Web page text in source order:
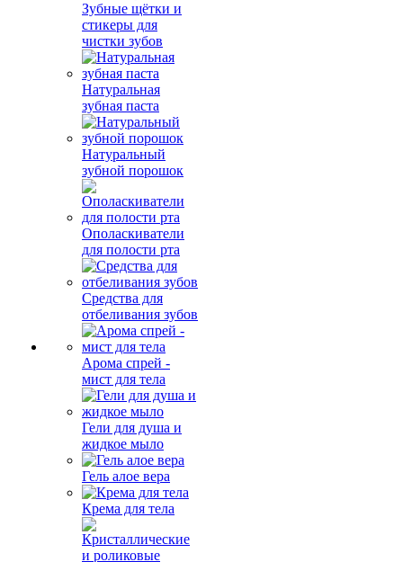
Зубные щётки и
стикеры для
чистки зубов
Натуральная
зубная паста
Натуральный
зубной порошок
Ополаскиватели
для полости рта
Средства для
отбеливания зубов
Арома спрей -
мист для тела
Гели для душа и
жидкое мыло
Гель алое вера
Крема для тела